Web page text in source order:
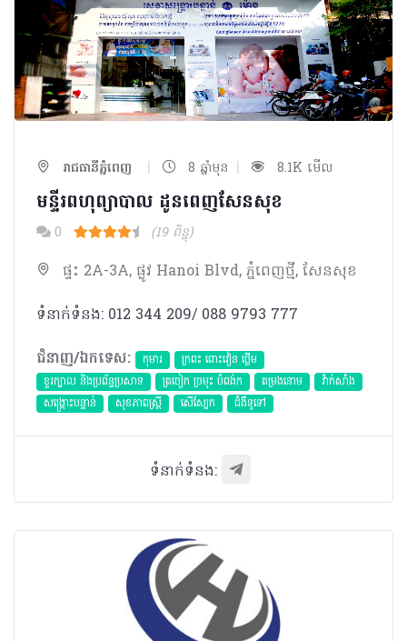
រាជធានីភ្នំពេញ | 8 ឆ្នាំមុន | 8.1K មើល
មន្ទីរពហុព្យាបាល ដូនពេញសែនសុខ
0 (19 ពិន្ទុ)
ផ្ទះ 2A-3A, ផ្លូវ Hanoi Blvd, ភ្នំពេញថ្មី, សែនសុខ
ទំនាក់ទំនង: 012 344 209/ 088 9793 777
ជំនាញ/ឯកទេស:
កុមារ
ក្រពះ ពោះវៀន ថ្លើម
ខួរក្បាល និងប្រព័ន្ធប្រសាទ
ត្រចៀក ច្រមុះ បំពង់ក តម្រងនោម
វ៉ាក់សាំង
សង្គ្រោះបន្ទាន់
សុខភាពស្រ្តី សើស្បែក ជំងឺទូទៅ
ទំនាក់ទំនង: